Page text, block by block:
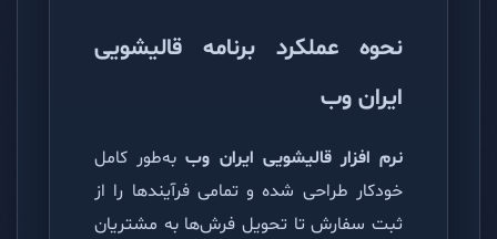
نحوه عملکرد برنامه قالیشویی
ایران وب
نرم افزار قالیشویی ایران وببه‌طور کامل
خودکار طراحی شده و تمامی فرآیندها را از
ثبت سفارش تا تحویل فرش‌ها به مشتریان